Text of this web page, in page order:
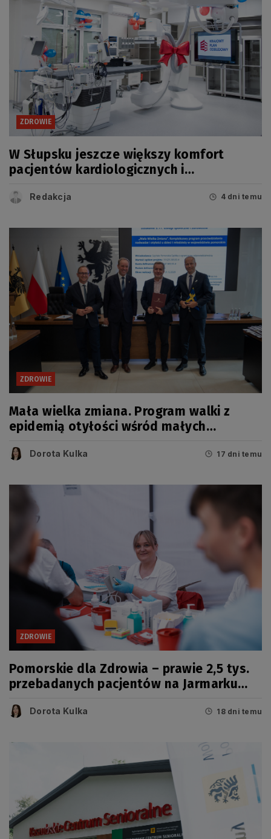
ZDROWIE
W Słupsku jeszcze większy komfort
pacjentów kardiologicznych i
Redakcja 4 dni temu
ZDROWIE
Mała wielka zmiana. Program walki z
epidemią otyłości wśród małych
Dorota Kulka 17 dni temu
ZDROWIE
Pomorskie dla Zdrowia – prawie 2,5 tys.
przebadanych pacjentów na Jarmarku
Dorota Kulka 18 dni temu